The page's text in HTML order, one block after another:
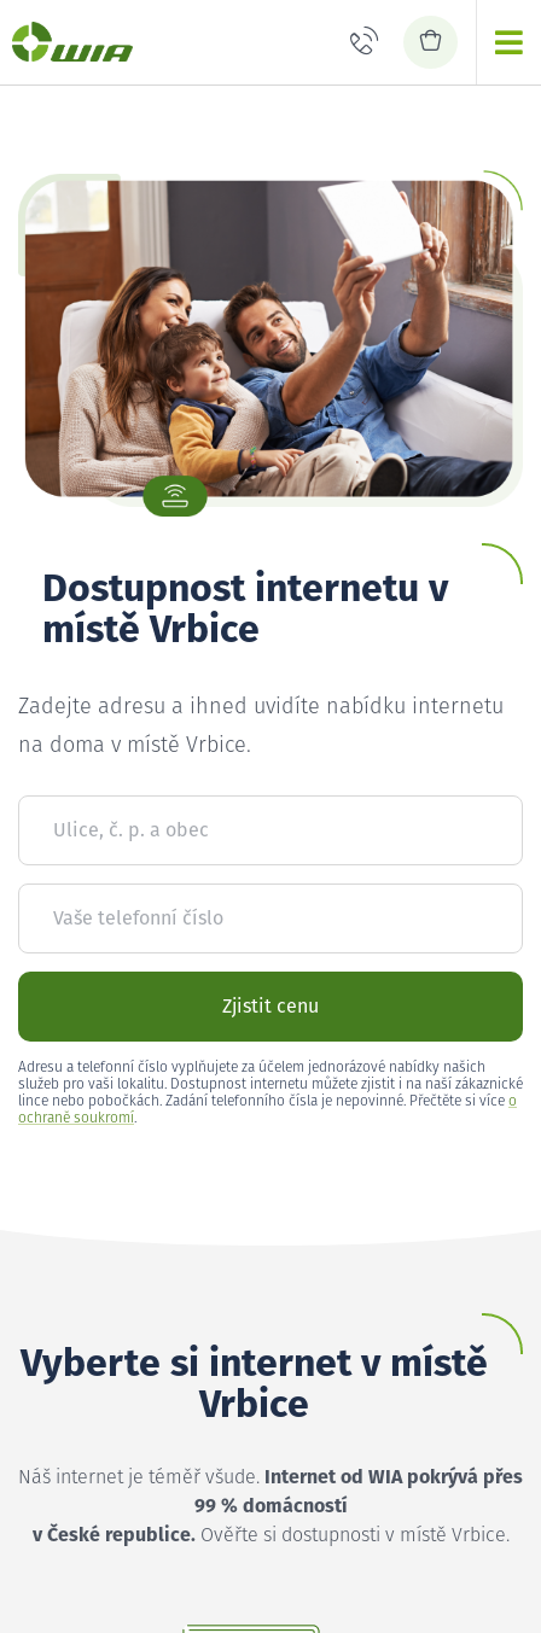
Dostupnost internetu v
místě Vrbice
Zadejte adresu a ihned uvidíte nabídku internetu
na doma v místě Vrbice.
Ulice, č. p. a obec
Vaše telefonní číslo
Zjistit cenu
Adresu a telefonní číslo vyplňujete za účelem jednorázové nabídky našich
služeb pro vaši lokalitu. Dostupnost internetu můžete zjistit i na naší zákaznické
lince nebo pobočkách. Zadání telefonního čísla je nepovinné. Přečtěte si více o
ochraně soukromí.
Vyberte si internet v místě
Vrbice
Náš internet je téměř všude. Internet od WIA pokrývá přes
99 % domácností
v České republice.Ověřte si dostupnosti v místě Vrbice.